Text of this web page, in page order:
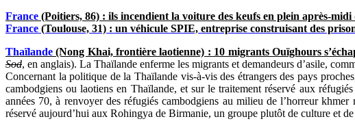
France (Poitiers, 86) : ils incendient la voiture des keufs en plein après-
France (Toulouse, 31) : un véhicule SPIE, entreprise construisant des
Thaïlande (Nong Khai, frontière laotienne) : 10 migrants Ouïghours
Sod, en anglais). La Thaïlande enferme les migrants et demandeurs d’asile,
Concernant la politique de la Thaïlande vis-à-vis des étrangers des pays
cambodgiens ou laotiens en Thaïlande, et sur le traitement réservé aux
années 70, à renvoyer des réfugiés cambodgiens au milieu de l’horreur
réservé aujourd’hui aux Rohingya de Birmanie, un groupe plutôt de culture et